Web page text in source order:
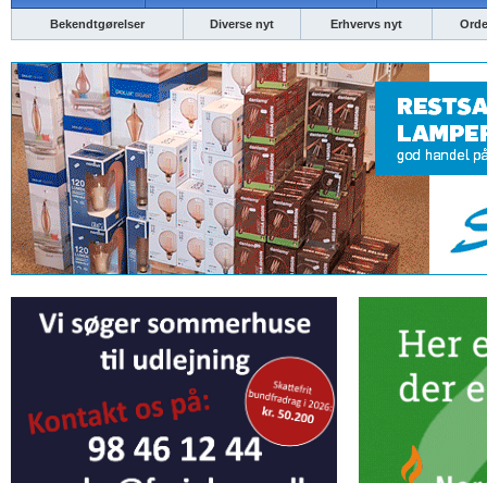
Bekendtgørelser Diverse nyt Erhvervs nyt